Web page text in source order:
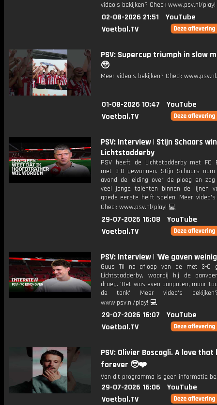
video's bekijken? Check www.psv.nl/
02-08-2026 21:51
YouTube
Voetbal.TV
PSV: Supercup triumph in slow
🥹
Meer video's bekijken? Check
01-08-2026 10:47
YouTube
Voetbal.TV
PSV: Interview | Stijn Schaars
Lichtstadderby
PSV heeft de Lichtstadderby met FC
met 3-0 gewonnen. Stijn Schaars
avond de leiding over de ploeg en
veel jonge talenten binnen de lijnen
goede eerste helft spelen. Meer video's
Check www.psv.nl/play! 💻
29-07-2026 16:08
YouTube
Voetbal.TV
PSV: Interview | 'We gaven
Guus Til na afloop van de met 3-0
Lichtstadderby, waarbij hij de
droeg. 'Het was even aanpoten, maar
de tank' Meer video's
www.psv.nl/play! 💻
29-07-2026 16:07
YouTube
Voetbal.TV
PSV: Olivier Boscagli. A love
forever 🥹❤️
Van dit programma is geen informatie
29-07-2026 16:06
YouTube
Voetbal.TV